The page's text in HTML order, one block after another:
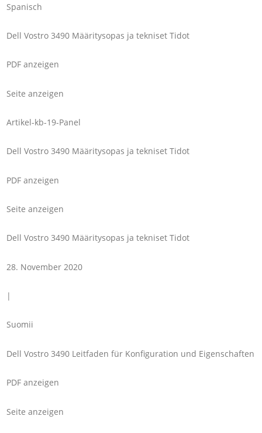
Spanisch
Dell Vostro 3490 Määritysopas ja tekniset Tidot
PDF anzeigen
Seite anzeigen
Artikel-kb-19-Panel
Dell Vostro 3490 Määritysopas ja tekniset Tidot
PDF anzeigen
Seite anzeigen
Dell Vostro 3490 Määritysopas ja tekniset Tidot
28. November 2020
|
Suomii
Dell Vostro 3490 Leitfaden für Konfiguration und Eigenschaften
PDF anzeigen
Seite anzeigen